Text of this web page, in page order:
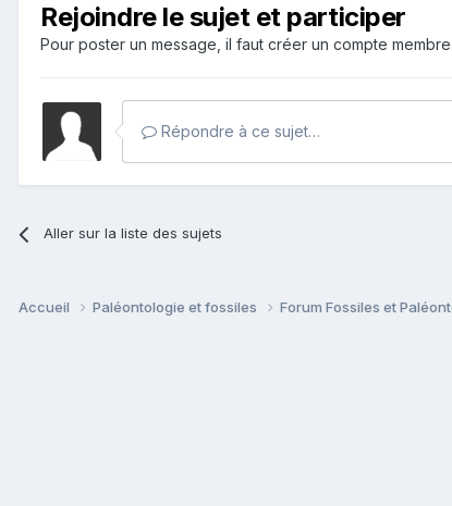
Rejoindre le sujet et participer
Pour poster un message, il faut créer un compte
Répondre à ce sujet…
Aller sur la liste des sujets
Accueil Paléontologie et fossiles Forum Fossiles et